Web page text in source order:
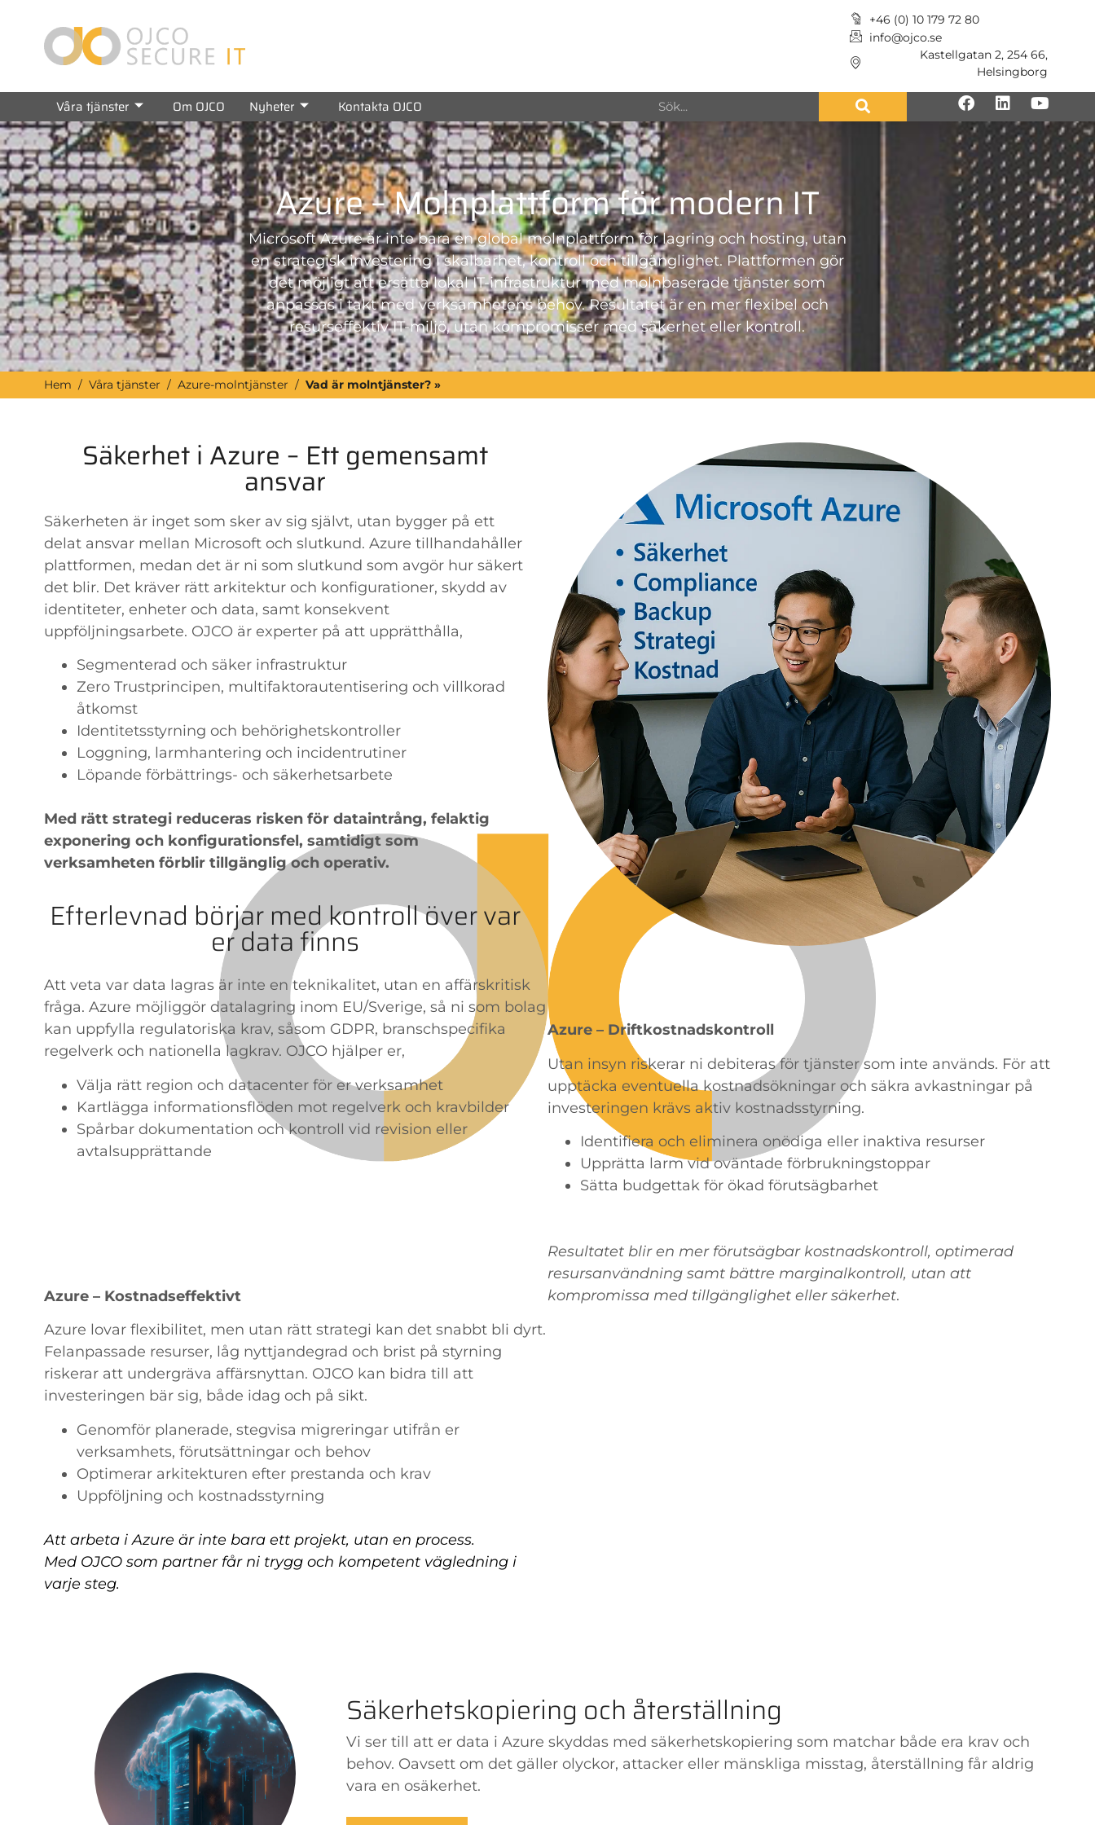
+46 (0) 10 179 72 80
info@ojco.se
Kastellgatan 2, 254 66,
Helsingborg
Våra tjänster Om OJCO Nyheter Kontakta OJCO
Azure – Molnplattform för modern IT
Microsoft Azure är inte bara en global molnplattform för lagring och hosting, utan
en strategisk investering i skalbarhet, kontroll och tillgänglighet. Plattformen gör
det möjligt att ersätta lokal IT-infrastruktur med molnbaserade tjänster som
anpassas i takt med verksamhetens behov. Resultatet är en mer flexibel och
resurseffektiv IT-miljö, utan kompromisser med säkerhet eller kontroll.
Hem / Våra tjänster / Azure-molntjänster / Vad är molntjänster? »
Säkerhet i Azure – Ett gemensamt
ansvar
Säkerheten är inget som sker av sig självt, utan bygger på ett
delat ansvar mellan Microsoft och slutkund. Azure tillhandahåller
plattformen, medan det är ni som slutkund som avgör hur säkert
det blir. Det kräver rätt arkitektur och konfigurationer, skydd av
identiteter, enheter och data, samt konsekvent
uppföljningsarbete. OJCO är experter på att upprätthålla,
Segmenterad och säker infrastruktur
Zero Trustprincipen, multifaktorautentisering och villkorad
åtkomst
Identitetsstyrning och behörighetskontroller
Loggning, larmhantering och incidentrutiner
Löpande förbättrings- och säkerhetsarbete
Med rätt strategi reduceras risken för dataintrång, felaktig
exponering och konfigurationsfel, samtidigt som
verksamheten förblir tillgänglig och operativ.
Efterlevnad börjar med kontroll över var
er data finns
Att veta var data lagras är inte en teknikalitet, utan en affärskritisk
fråga. Azure möjliggör datalagring inom EU/Sverige, så ni som bolag
kan uppfylla regulatoriska krav, såsom GDPR, branschspecifika
regelverk och nationella lagkrav. OJCO hjälper er,
Välja rätt region och datacenter för er verksamhet
Kartlägga informationsflöden mot regelverk och kravbilder
Spårbar dokumentation och kontroll vid revision eller
avtalsupprättande
Azure – Kostnadseffektivt
Azure lovar flexibilitet, men utan rätt strategi kan det snabbt bli dyrt.
Felanpassade resurser, låg nyttjandegrad och brist på styrning
riskerar att undergräva affärsnyttan. OJCO kan bidra till att
investeringen bär sig, både idag och på sikt.
Genomför planerade, stegvisa migreringar utifrån er
verksamhets, förutsättningar och behov
Optimerar arkitekturen efter prestanda och krav
Uppföljning och kostnadsstyrning
Att arbeta i Azure är inte bara ett projekt, utan en process.
Med OJCO som partner får ni trygg och kompetent vägledning i
varje steg.
Azure – Driftkostnadskontroll
Utan insyn riskerar ni debiteras för tjänster som inte används. För att
upptäcka eventuella kostnadsökningar och säkra avkastningar på
investeringen krävs aktiv kostnadsstyrning.
Identifiera och eliminera onödiga eller inaktiva resurser
Upprätta larm vid oväntade förbrukningstoppar
Sätta budgettak för ökad förutsägbarhet
Resultatet blir en mer förutsägbar kostnadskontroll, optimerad
resursanvändning samt bättre marginalkontroll, utan att
kompromissa med tillgänglighet eller säkerhet.
Säkerhetskopiering och återställning
Vi ser till att er data i Azure skyddas med säkerhetskopiering som matchar både era krav och
behov. Oavsett om det gäller olyckor, attacker eller mänskliga misstag, återställning får aldrig
vara en osäkerhet.